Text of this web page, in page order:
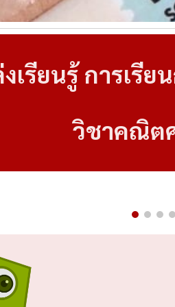
เรียนรู้ การเรี
วิชาคณิต